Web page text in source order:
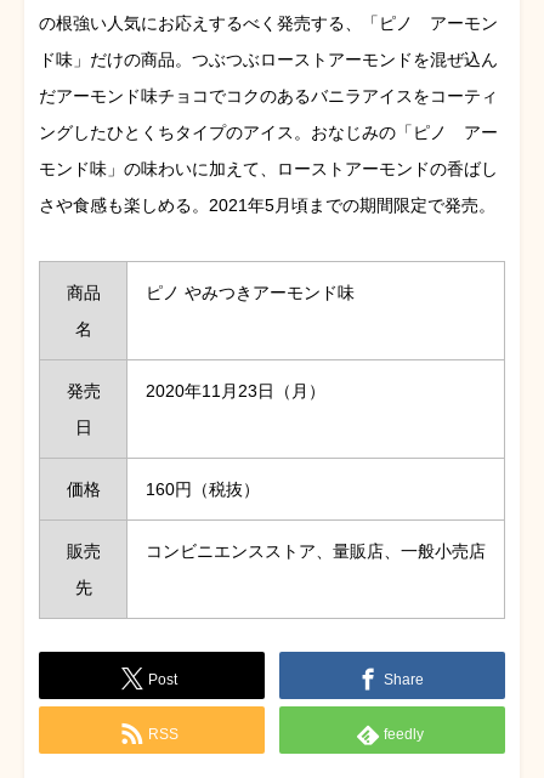
の根強い人気にお応えするべく発売する、「ピノ アーモン
ド味」だけの商品。つぶつぶローストアーモンドを混ぜ込ん
だアーモンド味チョコでコクのあるバニラアイスをコーティ
ングしたひとくちタイプのアイス。おなじみの「ピノ アー
モンド味」の味わいに加えて、ローストアーモンドの香ばし
さや食感も楽しめる。2021年5月頃までの期間限定で発売。
商品
名
ピノ やみつきアーモンド味
発売
日
2020年11月23日（月）
価格 160円（税抜）
販売
先
コンビニエンスストア、量販店、一般小売店
Post Share
RSS feedly